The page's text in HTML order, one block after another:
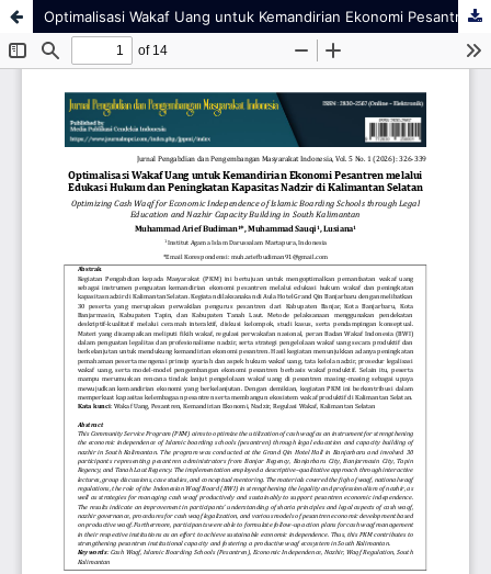
Optimalisasi Wakaf Uang untuk Kemandirian Ekonomi Pesantren melalui Edukasi Hukum dan Peningkatan Kapasitas Nadzir di Kalimantan Selatan